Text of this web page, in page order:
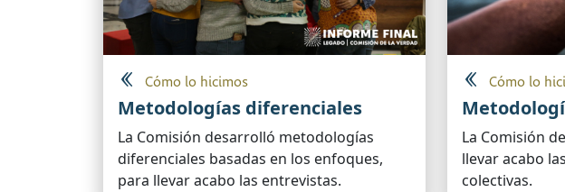
Cómo lo hicimos
Metodologías diferenciales
La Comisión desarrolló metodologías
diferenciales basadas en los enfoques,
para llevar acabo las entrevistas.
Cómo lo
La Comisión
llevar acabo
colectivas.